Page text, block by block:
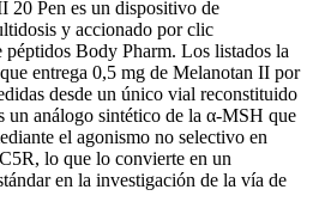
20 Pen es un dispositivo de
y accionado por clic
péptidos Body Pharm. Los listados la
entrega 0,5 mg de Melanotan II por
desde un único vial reconstituido
un análogo sintético de la α-MSH que
el agonismo no selectivo en
lo que lo convierte en un
en la investigación de la vía de